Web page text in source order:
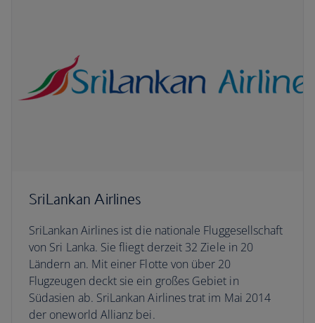
SriLankan Airlines
SriLankan Airlines ist die nationale Fluggesellschaft
von Sri Lanka. Sie fliegt derzeit 32 Ziele in 20
Ländern an. Mit einer Flotte von über 20
Flugzeugen deckt sie ein großes Gebiet in
Südasien ab. SriLankan Airlines trat im Mai 2014
der oneworld Allianz bei.